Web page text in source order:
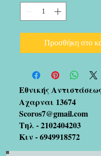
Προσθήκη στο
Εθνικής
Αχαρναι 13674
Scoros7@gmail.com
Τηλ -2102404203
Κιν -6949918572